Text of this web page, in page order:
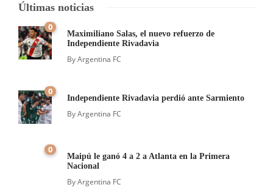
Últimas noticias
0
Maximiliano Salas, el nuevo refuerzo de
Independiente Rivadavia
ByArgentina FC
0
Independiente Rivadavia perdió ante Sarmiento
ByArgentina FC
0
Maipú le ganó 4 a 2 a Atlanta en la Primera
Nacional
ByArgentina FC